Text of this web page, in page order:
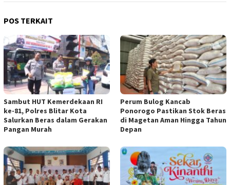
POS TERKAIT
Sambut HUT Kemerdekaan RI
ke-81, Polres Blitar Kota
Salurkan Beras dalam Gerakan
Pangan Murah
Perum Bulog Kancab
Ponorogo Pastikan Stok Beras
di Magetan Aman Hingga Tahun
Depan